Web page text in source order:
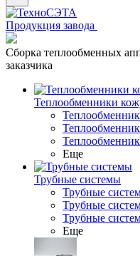
Продукция завода
Сборка теплообменных
заказчика
Теплообменники
Еще
Трубные системы
Трубные
Трубные
Трубные
Еще